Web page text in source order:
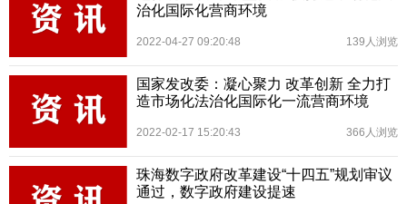
治化国际化营商环境
2022-04-27 09:20:48 139人浏览
国家发改委：凝心聚力 改革创新 全力打
造市场化法治化国际化一流营商环境
2022-02-17 15:20:43 366人浏览
珠海数字政府改革建设“十四五”规划审议
通过，数字政府建设提速